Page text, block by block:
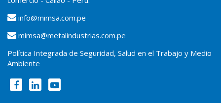
info@mimsa.com.pe
mimsa@metalindustrias.com.pe
Política Integrada de Seguridad, Salud en el Trabajo y Medio
Ambiente